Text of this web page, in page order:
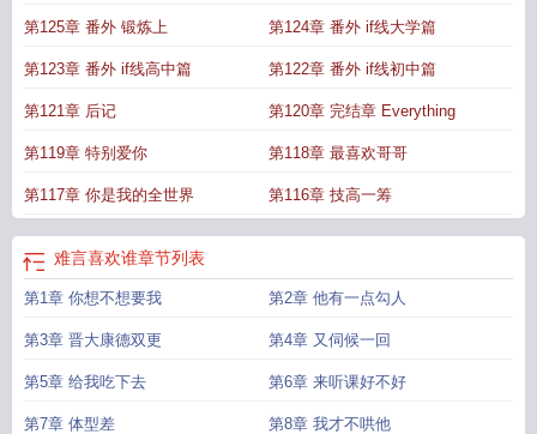
儿百度
难言关系 冰块儿 难言关系未删减难言关系by冰块儿 难言关系冰块儿男
主是双洁吗难言关系全文免费阅读 难言关系车在第几章难言关系大结局是什
txt完整版难言关系简介 难言是gc的吗难言是谁难言被实锤
关系txt完整版难言关系by冰块儿笔趣阁难言为什么难言关系全文无弹窗笔趣
名叫什么难言关系冰块儿难言关系免费阅读笔趣阁难言关系by冰块儿免费阅
读难言关系番外篇难言关系txt资源难言关系by冰块儿讲的什么难言关系车难
言关系by百度难言关系微博截图高清
by冰块儿笔趣阁免费阅读难言关系by难言关系百度难言介绍难言关系番外txt
百度难言关系骆恺南难言关系by免费全文笔趣阁难言关系txt
儿txt番外难言关系 冰块儿百度 难言关系by冰块儿txt
名难言关系番外难言关系长佩
第125章 番外 锻炼上 第124章 番外 if线大学篇
第123章 番外 if线高中篇 第122章 番外 if线初中篇
第121章 后记 第120章 完结章 Everything
第119章 特别爱你 第118章 最喜欢哥哥
第117章 你是我的全世界 第116章 技高一筹
难言喜欢谁章节列表
第1章 你想不想要我 第2章 他有一点勾人
第3章 晋大康德双更 第4章 又伺候一回
第5章 给我吃下去 第6章 来听课好不好
第7章 体型差 第8章 我才不哄他